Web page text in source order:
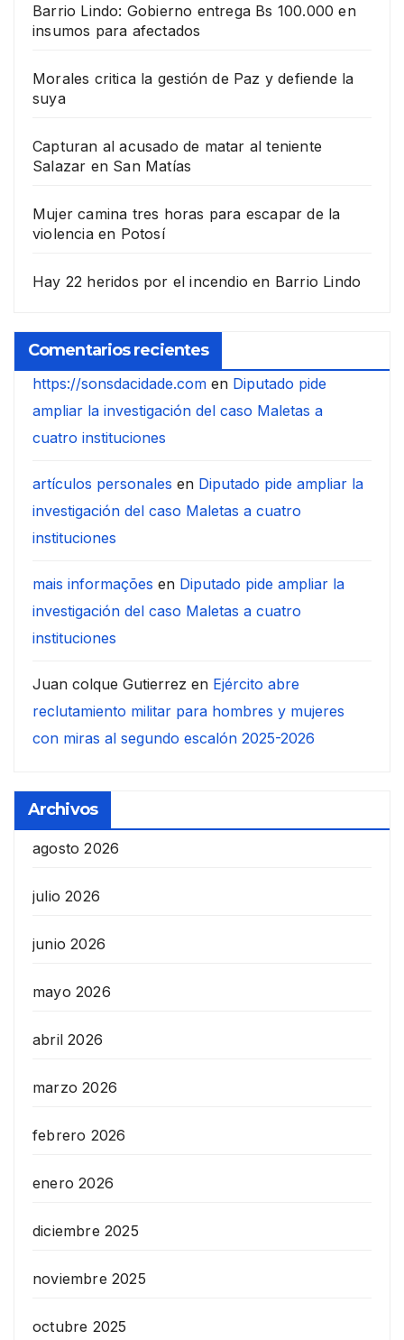
Barrio Lindo: Gobierno entrega Bs 100.000 en
insumos para afectados
Morales critica la gestión de Paz y defiende la
suya
Capturan al acusado de matar al teniente
Salazar en San Matías
Mujer camina tres horas para escapar de la
violencia en Potosí
Hay 22 heridos por el incendio en Barrio Lindo
Comentarios recientes
https://sonsdacidade.com en Diputado pide
ampliar la investigación del caso Maletas a
cuatro instituciones
artículos personales en Diputado pide ampliar la
investigación del caso Maletas a cuatro
instituciones
mais informações en Diputado pide ampliar la
investigación del caso Maletas a cuatro
instituciones
Juan colque Gutierrez en Ejército abre
reclutamiento militar para hombres y mujeres
con miras al segundo escalón 2025-2026
Archivos
agosto 2026
julio 2026
junio 2026
mayo 2026
abril 2026
marzo 2026
febrero 2026
enero 2026
diciembre 2025
noviembre 2025
octubre 2025